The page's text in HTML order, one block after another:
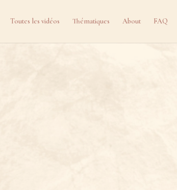
Toutes les vidéos Thématiques About FAQ